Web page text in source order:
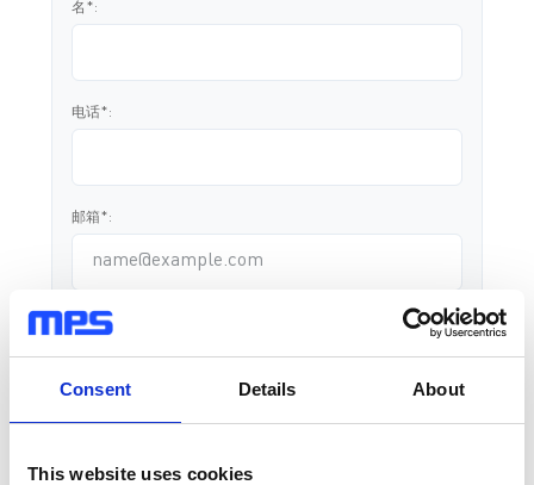
Consent Details About
This website uses cookies
名*:
电话*:
邮箱*:
单位名称*:
省份*: